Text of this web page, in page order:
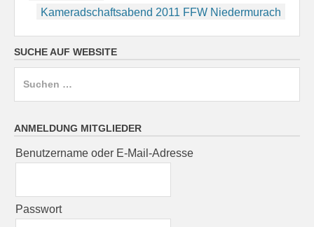
Kameradschaftsabend 2011 FFW Niedermurach
SUCHE AUF WEBSITE
ANMELDUNG MITGLIEDER
Benutzername oder E-Mail-Adresse
Passwort